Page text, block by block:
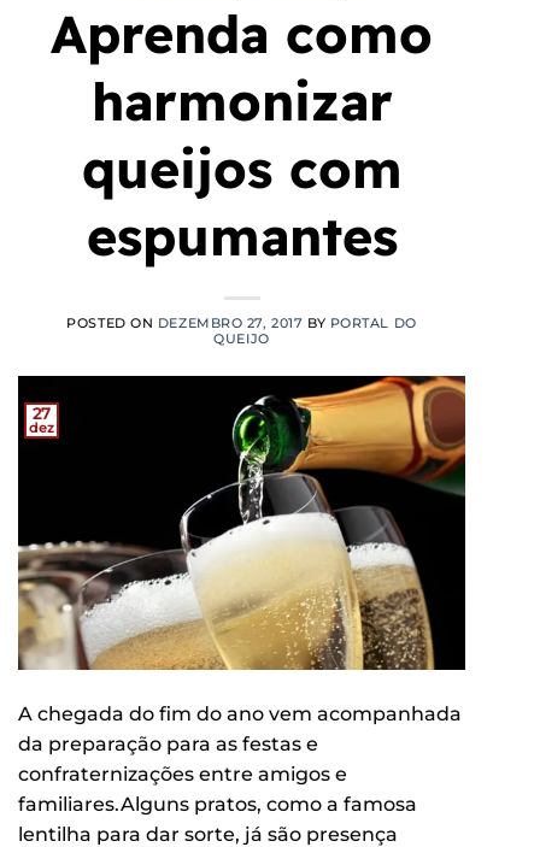
Aprenda como
harmonizar
queijos com
espumantes
POSTED ON DEZEMBRO 27, 2017 BY PORTAL DO
QUEIJO
27
dez
A chegada do fim do ano vem acompanhada
da preparação para as festas e
confraternizações entre amigos e
familiares.Alguns pratos, como a famosa
lentilha para dar sorte, já são presença